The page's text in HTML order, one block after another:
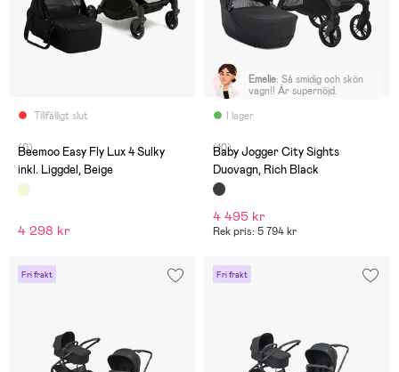
Tillfälligt slut
(0)
Beemoo Easy Fly Lux 4 Sulky
inkl. Liggdel, Beige
4 298 kr
I lager
Emelie: Så smidig och skön
vagn!! Är supernöjd.
(10)
Baby Jogger City Sights
Duovagn, Rich Black
4 495 kr
Rek pris: 5 794 kr
Fri frakt Fri frakt